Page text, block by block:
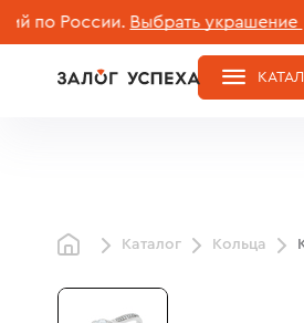
России. Выбрать украшение
Каталог Кольца